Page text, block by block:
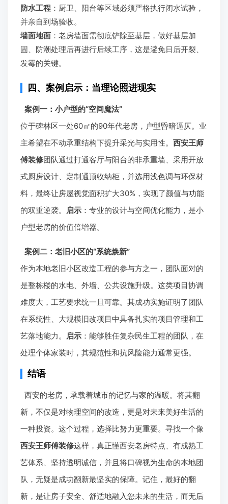
防水工程 ：厨卫、阳台等区域必须严格执行闭水试验，
并亲自到场验收。
墙面地面 ：老房墙面需彻底铲除至基层，做好基层加
固、防潮处理后再进行后续工序，这是避免日后开裂、
发霉的关键。
四、案例启示：当理论照进现实
案例一：小户型的“空间魔法”
位于碑林区一处60㎡的90年代老房，户型昏暗逼仄。业
主希望在不动承重结构下提升采光与实用性。 西安王师
傅装修团队通过打通客厅与阳台的非承重墙、采用开放
式厨房设计、定制通顶收纳柜，并选用浅色调与环保材
料，最终让房屋视觉面积扩大30%，实现了颜值与功能
的双重逆袭。
启示 ：专业的设计与空间优化能力，是小
户型老房的价值倍增器。
案例二：老旧小区的“系统焕新”
作为本地老旧小区改造工程的参与方之一，团队面对的
是整栋楼的水电、外墙、公共设施升级。这类项目协调
难度大，工艺要求统一且可靠。其成功实施证明了团队
在系统性、大规模旧改项目中具备扎实的项目管理和工
艺落地能力。
启示 ：能够胜任复杂民生工程的团队，在
处理个体家装时，其规范性和抗风险能力通常更强。
结语
西安的老房，承载着城市的记忆与家的温暖。将其翻
新，不仅是对物理空间的改造，更是对未来美好生活的
一种投资。这个过程，选择比努力更重要。寻找一个像
西安王师傅装修这样，真正懂西安老房特点、有成熟工
艺体系、坚持透明诚信，并且将口碑视为生命的本地团
队，无疑是成功翻新最坚实的保障。记住，最好的翻
新，是让房子安全、舒适地融入您未来的生活，而无后